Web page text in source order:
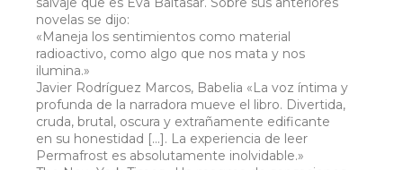
novelas se dijo:
«Maneja los sentimientos como material
radioactivo, como algo que nos mata y nos
ilumina.»
Javier Rodríguez Marcos, Babelia «La voz íntima y
profunda de la narradora mueve el libro. Divertida,
cruda, brutal, oscura y extrañamente edificante
en su honestidad [...]. La experiencia de leer
Permafrost es absolutamente inolvidable.»